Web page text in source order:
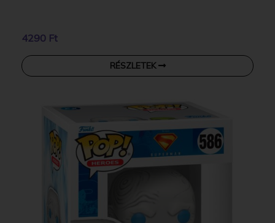
4290 Ft
RÉSZLETEK